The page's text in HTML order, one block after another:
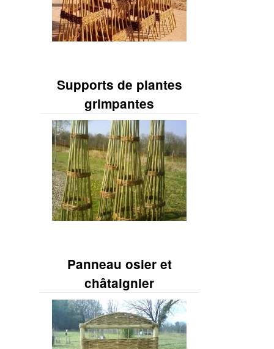
Supports de plantes
grimpantes
Panneau osier et
châtaignier